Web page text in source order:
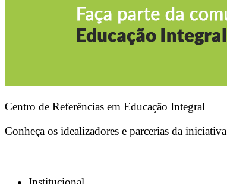
Centro de Referências em Educação Integral
Conheça os idealizadores e parcerias da iniciativa